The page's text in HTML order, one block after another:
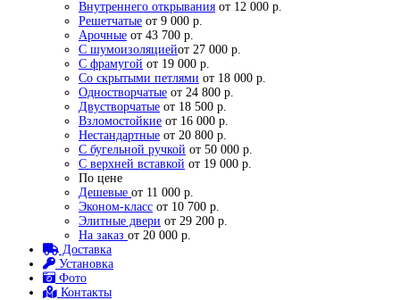
Внутреннего открывания от 12 000 р.
Решетчатые от 9 000 р.
Арочные от 43 700 р.
С шумоизоляциейот 27 000 р.
С фрамугой от 19 000 р.
Со скрытыми петлями от 18 000 р.
Одностворчатые от 24 800 р.
Двустворчатые от 18 500 р.
Взломостойкие от 16 000 р.
Нестандартные от 20 800 р.
С бугельной ручкой от 50 000 р.
С верхней вставкой от 19 000 р.
По цене
Дешевые от 11 000 р.
Эконом-класс от 10 700 р.
Элитные двери от 29 200 р.
На заказ от 20 000 р.
Доставка
Установка
Фото
Контакты